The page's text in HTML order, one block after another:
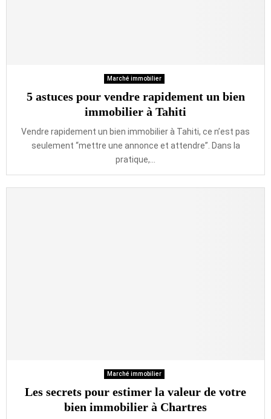
Marché immobilier
5 astuces pour vendre rapidement un bien
immobilier à Tahiti
Vendre rapidement un bien immobilier à Tahiti, ce n’est pas
seulement “mettre une annonce et attendre”. Dans la
pratique,...
Marché immobilier
Les secrets pour estimer la valeur de votre
bien immobilier à Chartres